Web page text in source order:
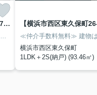
【高台の開放感を暮らしに】土地57坪超×眺望良好×18.4帖LDK｜穏やかな第1種低層住宅街の新築戸建て★仲介手数料無料★
≪仲介手数料無料≫ 建物は安
横浜市西区東久保町
1LDK＋2S(納戸) (93.46㎡)